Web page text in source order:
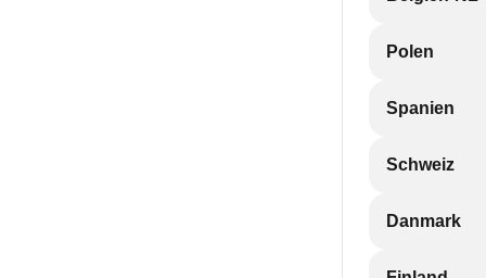
Polen
Spanien
Schweiz
Danmark